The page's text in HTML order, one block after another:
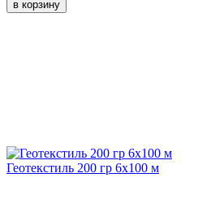
Геотекстиль 200 гр 6х100 м